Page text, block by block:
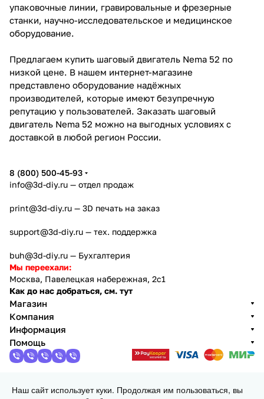
упаковочные линии, гравировальные и фрезерные
станки, научно-исследовательское и медицинское
оборудование.
Предлагаем купить шаговый двигатель Nema 52 по
низкой цене. В нашем интернет-магазине
представлено оборудование надёжных
производителей, которые имеют безупречную
репутацию у пользователей. Заказать шаговый
двигатель Nema 52 можно на выгодных условиях с
доставкой в любой регион России.
8 (800) 500-45-93
info@3d-diy.ru — отдел продаж
print@3d-diy.ru — 3D печать на заказ
support@3d-diy.ru — тех. поддержка
buh@3d-diy.ru — Бухгалтерия
Мы переехали:
Москва, Павелецкая набережная, 2с1
Как до нас добраться, см. тут
Магазин
Компания
Информация
Помощь
2013 - 2026 © 3DiY (Тридиай) - интернет-магазин
Наш сайт использует куки. Продолжая им пользоваться, вы